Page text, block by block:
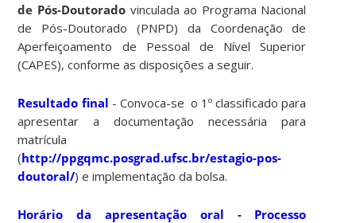
de Pós-Doutoradovinculada ao Programa Nacional
de Pós-Doutorado (PNPD) da Coordenação de
Aperfeiçoamento de Pessoal de Nível Superior
(CAPES), conforme as disposições a seguir.
Resultado final - Convoca-se o 1º classificado para
apresentar a documentação necessária para
matrícula
(http://ppgqmc.posgrad.ufsc.br/estagio-pos-
doutoral/) e implementação da bolsa.
Horário da apresentação oral - Processo